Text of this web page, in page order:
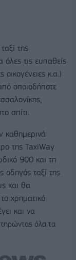
της
τις ευπαθείς
κ.α.)
οποιοδήποτε
σπίτι.
καθημερινά
της TaxiWay
900 και τη
οδηγός ταξί της
και θα
χρηματικό
και να
τηρώντας όλα τα